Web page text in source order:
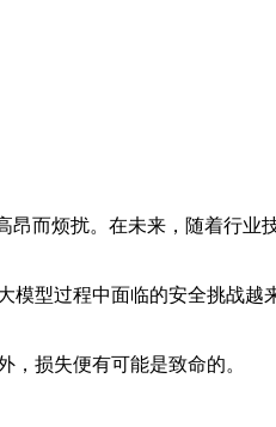
而烦扰。在未来，随着行业
型过程中面临的安全挑战越
损失便有可能是致命的。